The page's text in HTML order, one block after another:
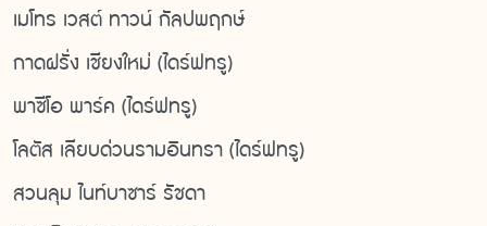
เมโทร เวสต์ ทาวน์ กัลปพฤกษ์
กาดฝรั่ง เชียงใหม่ (ไดร์ฟทรู)
พาซีโอ พาร์ค (ไดร์ฟทรู)
โลตัส เลียบด่วนรามอินทรา (ไดร์ฟทรู)
สวนลุม ไนท์บาซาร์ รัชดา